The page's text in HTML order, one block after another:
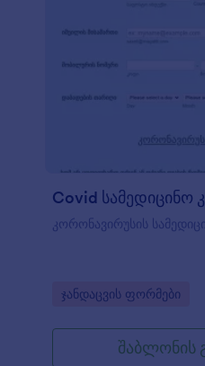
Covid სამედიცინო
კორონავირუსის
Go to Category:
ჯანდაცვის ფორმები
შაბლონის